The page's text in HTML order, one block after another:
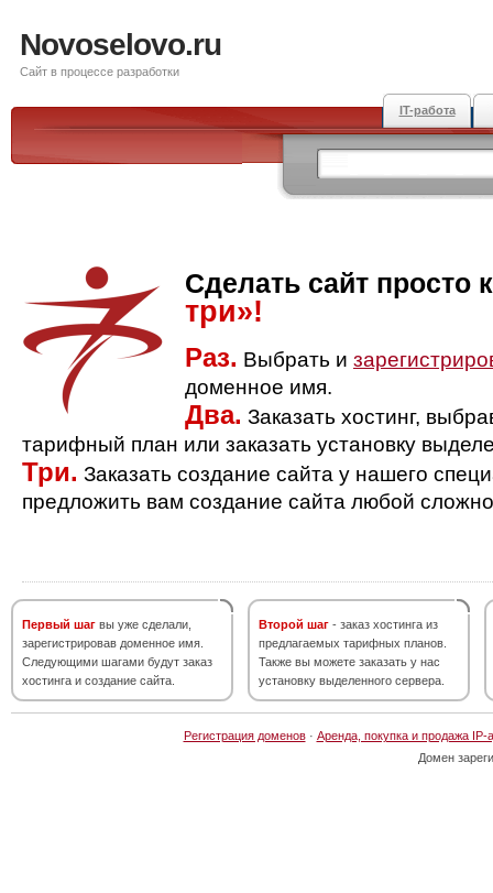
Novoselovo.ru
Сайт в процессе разработки
IT-работа
Сделать сайт просто
три»!
Раз. Выбрать и
доменное имя.
Два. Заказать хостинг,
тарифный план или заказать установку
Три. Заказать создание сайта у нашего
предложить вам создание сайта любой
Первый шаг вы уже сделали,
зарегистрировав доменное имя.
Следующими шагами будут заказ
хостинга и создание сайта.
Второй шаг - заказ хостинга из
предлагаемых тарифных планов.
Также вы можете заказать у нас
установку выделенного сервера.
Регистрация доменов· Аренда, покупка и продажа IP-
Домен